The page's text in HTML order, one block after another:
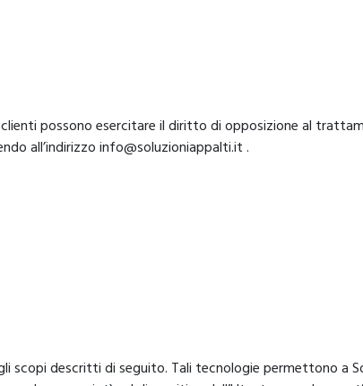
possono esercitare il diritto di opposizione al
all’indirizzo info@soluzioniappalti.it .
scopi descritti di seguito. Tali tecnologie permettono a